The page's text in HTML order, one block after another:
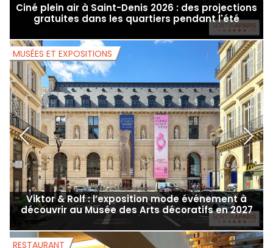
Ciné plein air à Saint-Denis 2026 : des projections
gratuites dans les quartiers pendant l'été
MUSÉES ET EXPOSITIONS